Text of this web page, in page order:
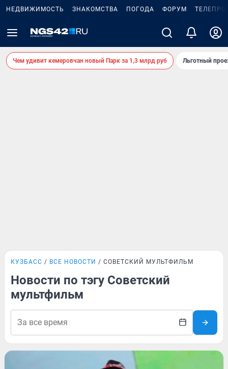
НЕДВИЖИМОСТЬ ЗНАКОМСТВА ПОГОДА ФОРУМ
Чем удивит кемеровчан новый Парк за 1,3 млрд руб Льготный
КУЗБАСС ВСЕ НОВОСТИ СОВЕТСКИЙ МУЛЬТФИЛЬМ
Новости по тэгу Советский
мультфильм